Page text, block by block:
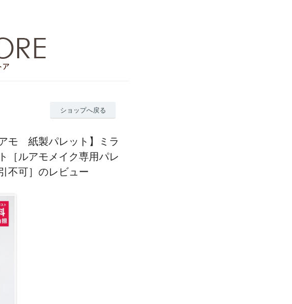
ショップへ戻る
モ 紙製パレット】ミラ
［ルアモメイク専用パレ
不可］のレビュー